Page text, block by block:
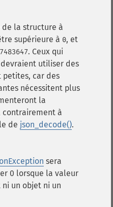
la structure à
supérieure à 0, et
. Ceux qui
utiliser des
car des
nécessitent plus
la
contrairement à
de json_decode().
sera
0 lorsque la valeur
ni un objet ni un